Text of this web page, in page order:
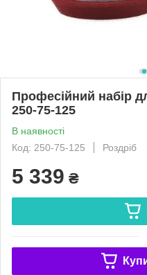
Професійний набір
250-75-125
В наявності
Код: 250-75-125
Роздріб
5 339 ₴